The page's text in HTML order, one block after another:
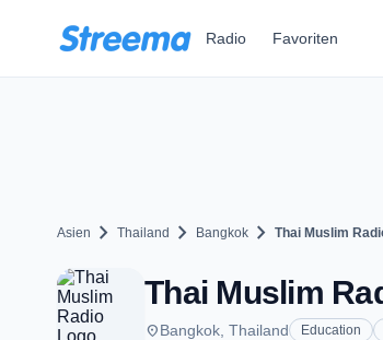
Radio Favoriten
Asien chevron_right Thailand chevron_right Bangkok chevron_right Thai Muslim
Thai Muslim
placeBangkok, Thailand Education